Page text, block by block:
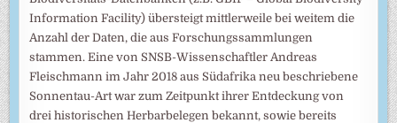
Information Facility) übersteigt mittlerweile bei weitem die
Anzahl der Daten, die aus Forschungssammlungen
stammen. Eine von SNSB-Wissenschaftler Andreas
Fleischmann im Jahr 2018 aus Südafrika neu beschriebene
Sonnentau-Art war zum Zeitpunkt ihrer Entdeckung von
drei historischen Herbarbelegen bekannt, sowie bereits